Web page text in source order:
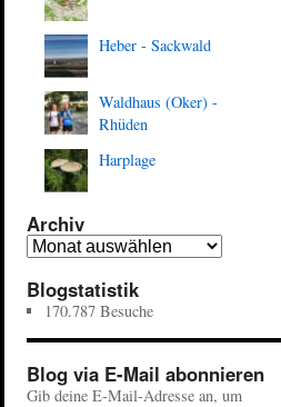
Heber - Sackwald
Waldhaus (Oker) -
Rhüden
Harplage
Archiv
Blogstatistik
170.787 Besuche
Blog via E-Mail abonnieren
Gib deine E-Mail-Adresse an, um